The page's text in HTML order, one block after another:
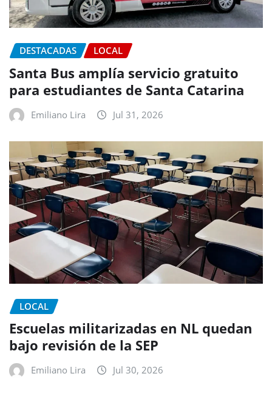
DESTACADAS LOCAL
Santa Bus amplía servicio gratuito
para estudiantes de Santa Catarina
Emiliano Lira Jul 31, 2026
LOCAL
Escuelas militarizadas en NL quedan
bajo revisión de la SEP
Emiliano Lira Jul 30, 2026